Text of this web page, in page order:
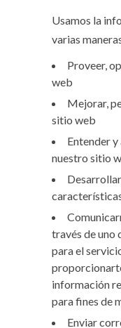
Usamos la
varias
Proveer,
web
Mejorar,
sitio web
Entender
nuestro sitio
través de uno
para el
información
para fines de
Enviar